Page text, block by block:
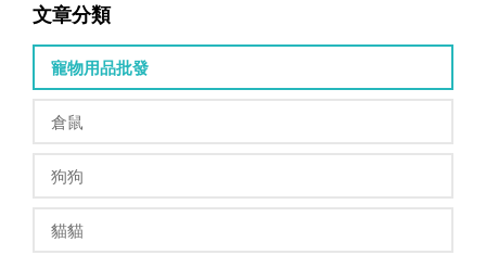
文章分類
寵物用品批發
倉鼠
狗狗
貓貓